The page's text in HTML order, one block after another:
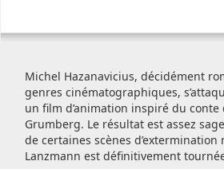
Michel Hazanavicius, décidément
genres cinématographiques,
un film d’animation inspiré du conte
Grumberg. Le résultat est assez
de certaines scènes
Lanzmann est définitivement